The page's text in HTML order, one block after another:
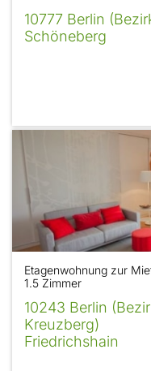
10777 Berlin
Schöneberg
Etagenwohnung zur
1.5 Zimmer
10243 Berlin
Kreuzberg)
Friedrichshain